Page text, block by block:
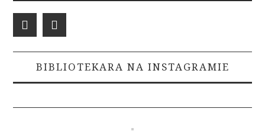
BIBLIOTEKARA NA INSTAGRAMIE